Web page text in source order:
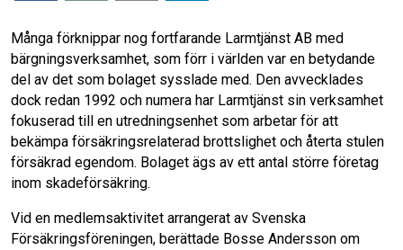
c
e
b
o
o
i
n
t
a
i
l
n
k
e
I
Många förknippar nog fortfarande Larmtjänst AB med
bärgningsverksamhet, som förr i världen var en betydande
del av det som bolaget sysslade med. Den avvecklades
dock redan 1992 och numera har Larmtjänst sin verksamhet
fokuserad till en utredningsenhet som arbetar för att
bekämpa försäkringsrelaterad brottslighet och återta stulen
försäkrad egendom. Bolaget ägs av ett antal större företag
inom skadeförsäkring.
Vid en medlemsaktivitet arrangerat av Svenska
Försäkringsföreningen, berättade Bosse Andersson om